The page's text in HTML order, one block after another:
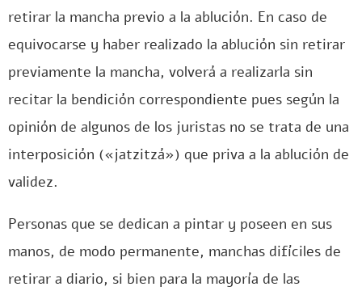
retirar la mancha previo a la ablución. En caso de
equivocarse y haber realizado la ablución sin retirar
previamente la mancha, volverá a realizarla sin
recitar la bendición correspondiente pues según la
opinión de algunos de los juristas no se trata de una
interposición («jatzitzá») que priva a la ablución de
validez.
Personas que se dedican a pintar y poseen en sus
manos, de modo permanente, manchas difíciles de
retirar a diario, si bien para la mayoría de las